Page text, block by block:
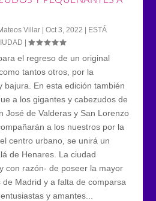
Villar |Oct 3, 2022 | ESTÁ
|
el regreso de un original
tantos otros, por la
bajura. En esta edición también
a los gigantes y cabezudos de
José de Valderas y San Lorenzo
a los nuestros por la
centro urbano, se unirá un
de Henares. La ciudad
con razón- de poseer la mayor
Madrid y a falta de comparsa
y amantes...